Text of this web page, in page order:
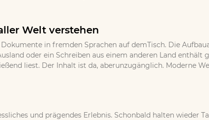
Welt verstehen
in fremden Sprachen auf demTisch. Die
oder ein Schreiben aus einem anderen Land
liest. Der Inhalt ist da, aberunzugänglich. Moderne
und prägendes Erlebnis. Schonbald halten wieder